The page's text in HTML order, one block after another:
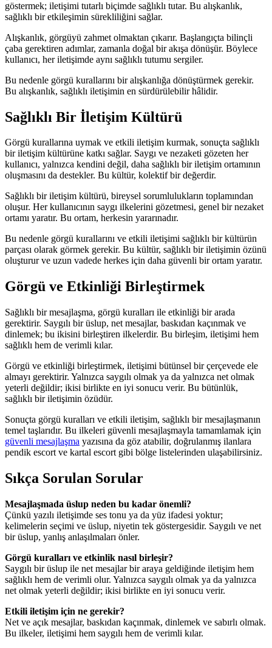
göstermek; iletişimi tutarlı biçimde sağlıklı tutar. Bu alışkanlık,
sağlıklı bir etkileşimin sürekliliğini sağlar.
Alışkanlık, görgüyü zahmet olmaktan çıkarır. Başlangıçta bilinçli
çaba gerektiren adımlar, zamanla doğal bir akışa dönüşür. Böylece
kullanıcı, her iletişimde aynı sağlıklı tutumu sergiler.
Bu nedenle görgü kurallarını bir alışkanlığa dönüştürmek gerekir.
Bu alışkanlık, sağlıklı iletişimin en sürdürülebilir hâlidir.
Sağlıklı Bir İletişim Kültürü
Görgü kurallarına uymak ve etkili iletişim kurmak, sonuçta sağlıklı
bir iletişim kültürüne katkı sağlar. Saygı ve nezaketi gözeten her
kullanıcı, yalnızca kendini değil, daha sağlıklı bir iletişim ortamının
oluşmasını da destekler. Bu kültür, kolektif bir değerdir.
Sağlıklı bir iletişim kültürü, bireysel sorumlulukların toplamından
oluşur. Her kullanıcının saygı ilkelerini gözetmesi, genel bir nezaket
ortamı yaratır. Bu ortam, herkesin yararınadır.
Bu nedenle görgü kurallarını ve etkili iletişimi sağlıklı bir kültürün
parçası olarak görmek gerekir. Bu kültür, sağlıklı bir iletişimin özünü
oluşturur ve uzun vadede herkes için daha güvenli bir ortam yaratır.
Görgü ve Etkinliği Birleştirmek
Sağlıklı bir mesajlaşma, görgü kuralları ile etkinliği bir arada
gerektirir. Saygılı bir üslup, net mesajlar, baskıdan kaçınmak ve
dinlemek; bu ikisini birleştiren ilkelerdir. Bu birleşim, iletişimi hem
sağlıklı hem de verimli kılar.
Görgü ve etkinliği birleştirmek, iletişimi bütünsel bir çerçevede ele
almayı gerektirir. Yalnızca saygılı olmak ya da yalnızca net olmak
yeterli değildir; ikisi birlikte en iyi sonucu verir. Bu bütünlük,
sağlıklı bir iletişimin özüdür.
Sonuçta görgü kuralları ve etkili iletişim, sağlıklı bir mesajlaşmanın
temel taşlarıdır. Bu ilkeleri güvenli mesajlaşmayla tamamlamak için
güvenli mesajlaşma yazısına da göz atabilir, doğrulanmış ilanlara
pendik escort ve kartal escort gibi bölge listelerinden ulaşabilirsiniz.
Sıkça Sorulan Sorular
Mesajlaşmada üslup neden bu kadar önemli?
Çünkü yazılı iletişimde ses tonu ya da yüz ifadesi yoktur;
kelimelerin seçimi ve üslup, niyetin tek göstergesidir. Saygılı ve net
bir üslup, yanlış anlaşılmaları önler.
Görgü kuralları ve etkinlik nasıl birleşir?
Saygılı bir üslup ile net mesajlar bir araya geldiğinde iletişim hem
sağlıklı hem de verimli olur. Yalnızca saygılı olmak ya da yalnızca
net olmak yeterli değildir; ikisi birlikte en iyi sonucu verir.
Etkili iletişim için ne gerekir?
Net ve açık mesajlar, baskıdan kaçınmak, dinlemek ve sabırlı olmak.
Bu ilkeler, iletişimi hem saygılı hem de verimli kılar.